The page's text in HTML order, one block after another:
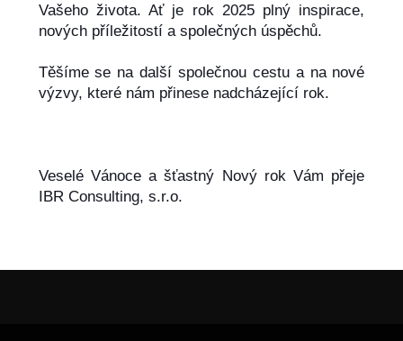
Vašeho života. Ať je rok 2025 plný inspirace,
nových příležitostí a společných úspěchů.
Těšíme se na další společnou cestu a na nové
výzvy, které nám přinese nadcházející rok.
Veselé Vánoce a šťastný Nový rok Vám přeje
IBR Consulting, s.r.o.